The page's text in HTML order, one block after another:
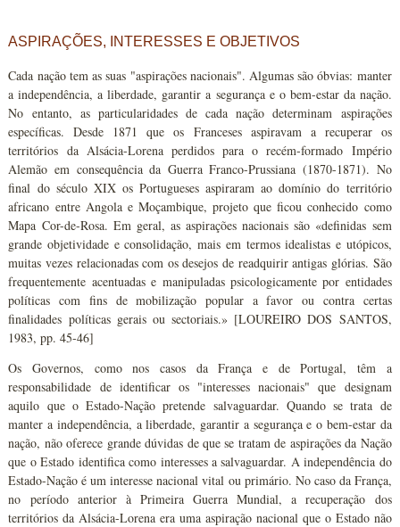
ASPIRAÇÕES, INTERESSES E OBJETIVOS
Cada nação tem as suas "aspirações nacionais". Algumas são óbvias: manter
a independência, a liberdade, garantir a segurança e o bem-estar da nação.
No entanto, as particularidades de cada nação determinam aspirações
específicas. Desde 1871 que os Franceses aspiravam a recuperar os
territórios da Alsácia-Lorena perdidos para o recém-formado Império
Alemão em consequência da Guerra Franco-Prussiana (1870-1871). No
final do século XIX os Portugueses aspiraram ao domínio do território
africano entre Angola e Moçambique, projeto que ficou conhecido como
Mapa Cor-de-Rosa. Em geral, as aspirações nacionais são «definidas sem
grande objetividade e consolidação, mais em termos idealistas e utópicos,
muitas vezes relacionadas com os desejos de readquirir antigas glórias. São
frequentemente acentuadas e manipuladas psicologicamente por entidades
políticas com fins de mobilização popular a favor ou contra certas
finalidades políticas gerais ou sectoriais.» [LOUREIRO DOS SANTOS,
1983, pp. 45-46]
Os Governos, como nos casos da França e de Portugal, têm a
responsabilidade de identificar os "interesses nacionais" que designam
aquilo que o Estado-Nação pretende salvaguardar. Quando se trata de
manter a independência, a liberdade, garantir a segurança e o bem-estar da
nação, não oferece grande dúvidas de que se tratam de aspirações da Nação
que o Estado identifica como interesses a salvaguardar. A independência do
Estado-Nação é um interesse nacional vital ou primário. No caso da França,
no período anterior à Primeira Guerra Mundial, a recuperação dos
territórios da Alsácia-Lorena era uma aspiração nacional que o Estado não